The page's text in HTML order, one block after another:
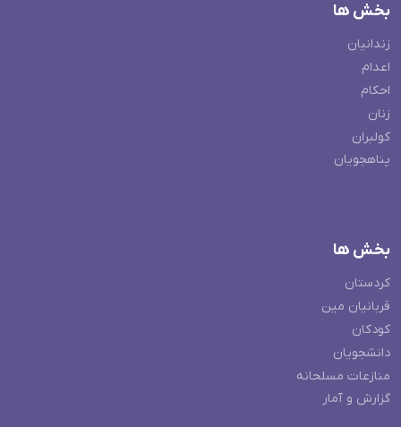
بخش ها
زندانیان
اعدام
احکام
زنان
کولبران
پناهجویان
بخش ها
کردستان
قربانیان مین
کودکان
دانشجویان
منازعات مسلحانه
گزارش و آمار